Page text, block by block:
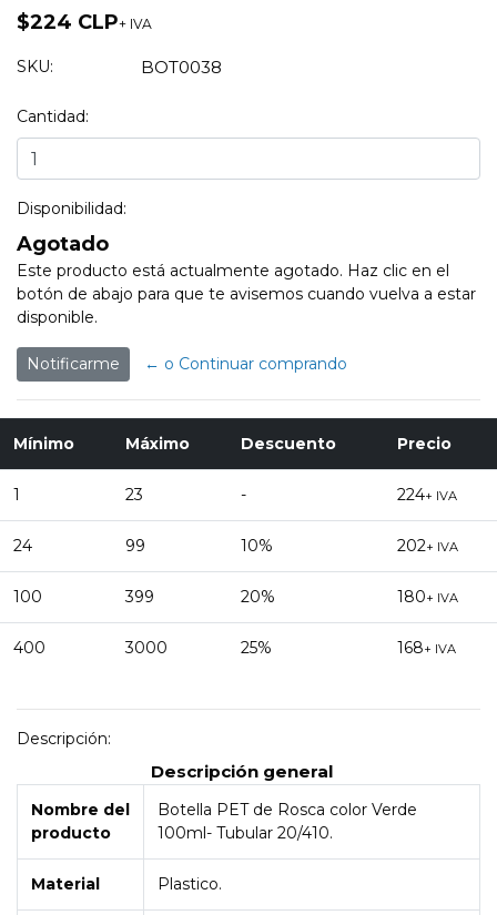
$224 CLP+ IVA
SKU: BOT0038
Cantidad:
Disponibilidad:
Agotado
Este producto está actualmente agotado. Haz clic en el
botón de abajo para que te avisemos cuando vuelva a estar
disponible.
Notificarme ← o Continuar comprando
Mínimo Máximo Descuento Precio
1 23 - 224+ IVA
24 99 10% 202+ IVA
100 399 20% 180+ IVA
400 3000 25% 168+ IVA
Descripción:
Descripción general
Nombre del
producto
Botella PET de Rosca color Verde
100ml- Tubular 20/410.
Material Plastico.